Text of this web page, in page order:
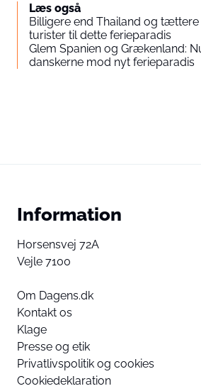
Læs også
Billigere end Thailand og
turister til dette ferieparadis
Glem Spanien og Grækenland:
danskerne mod nyt ferieparadis
Information
Horsensvej 72A
Vejle 7100
Om Dagens.dk
Kontakt os
Klage
Presse og etik
Privatlivspolitik og cookies
Cookiedeklaration